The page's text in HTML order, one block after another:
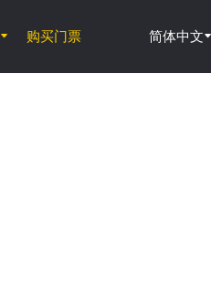
购买门票 简体中文